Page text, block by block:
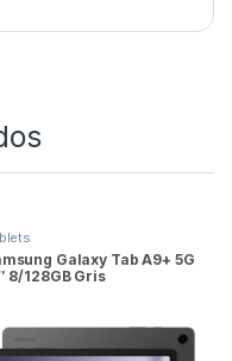
Galaxy Tab A9+ 5G
8/128GB Gris